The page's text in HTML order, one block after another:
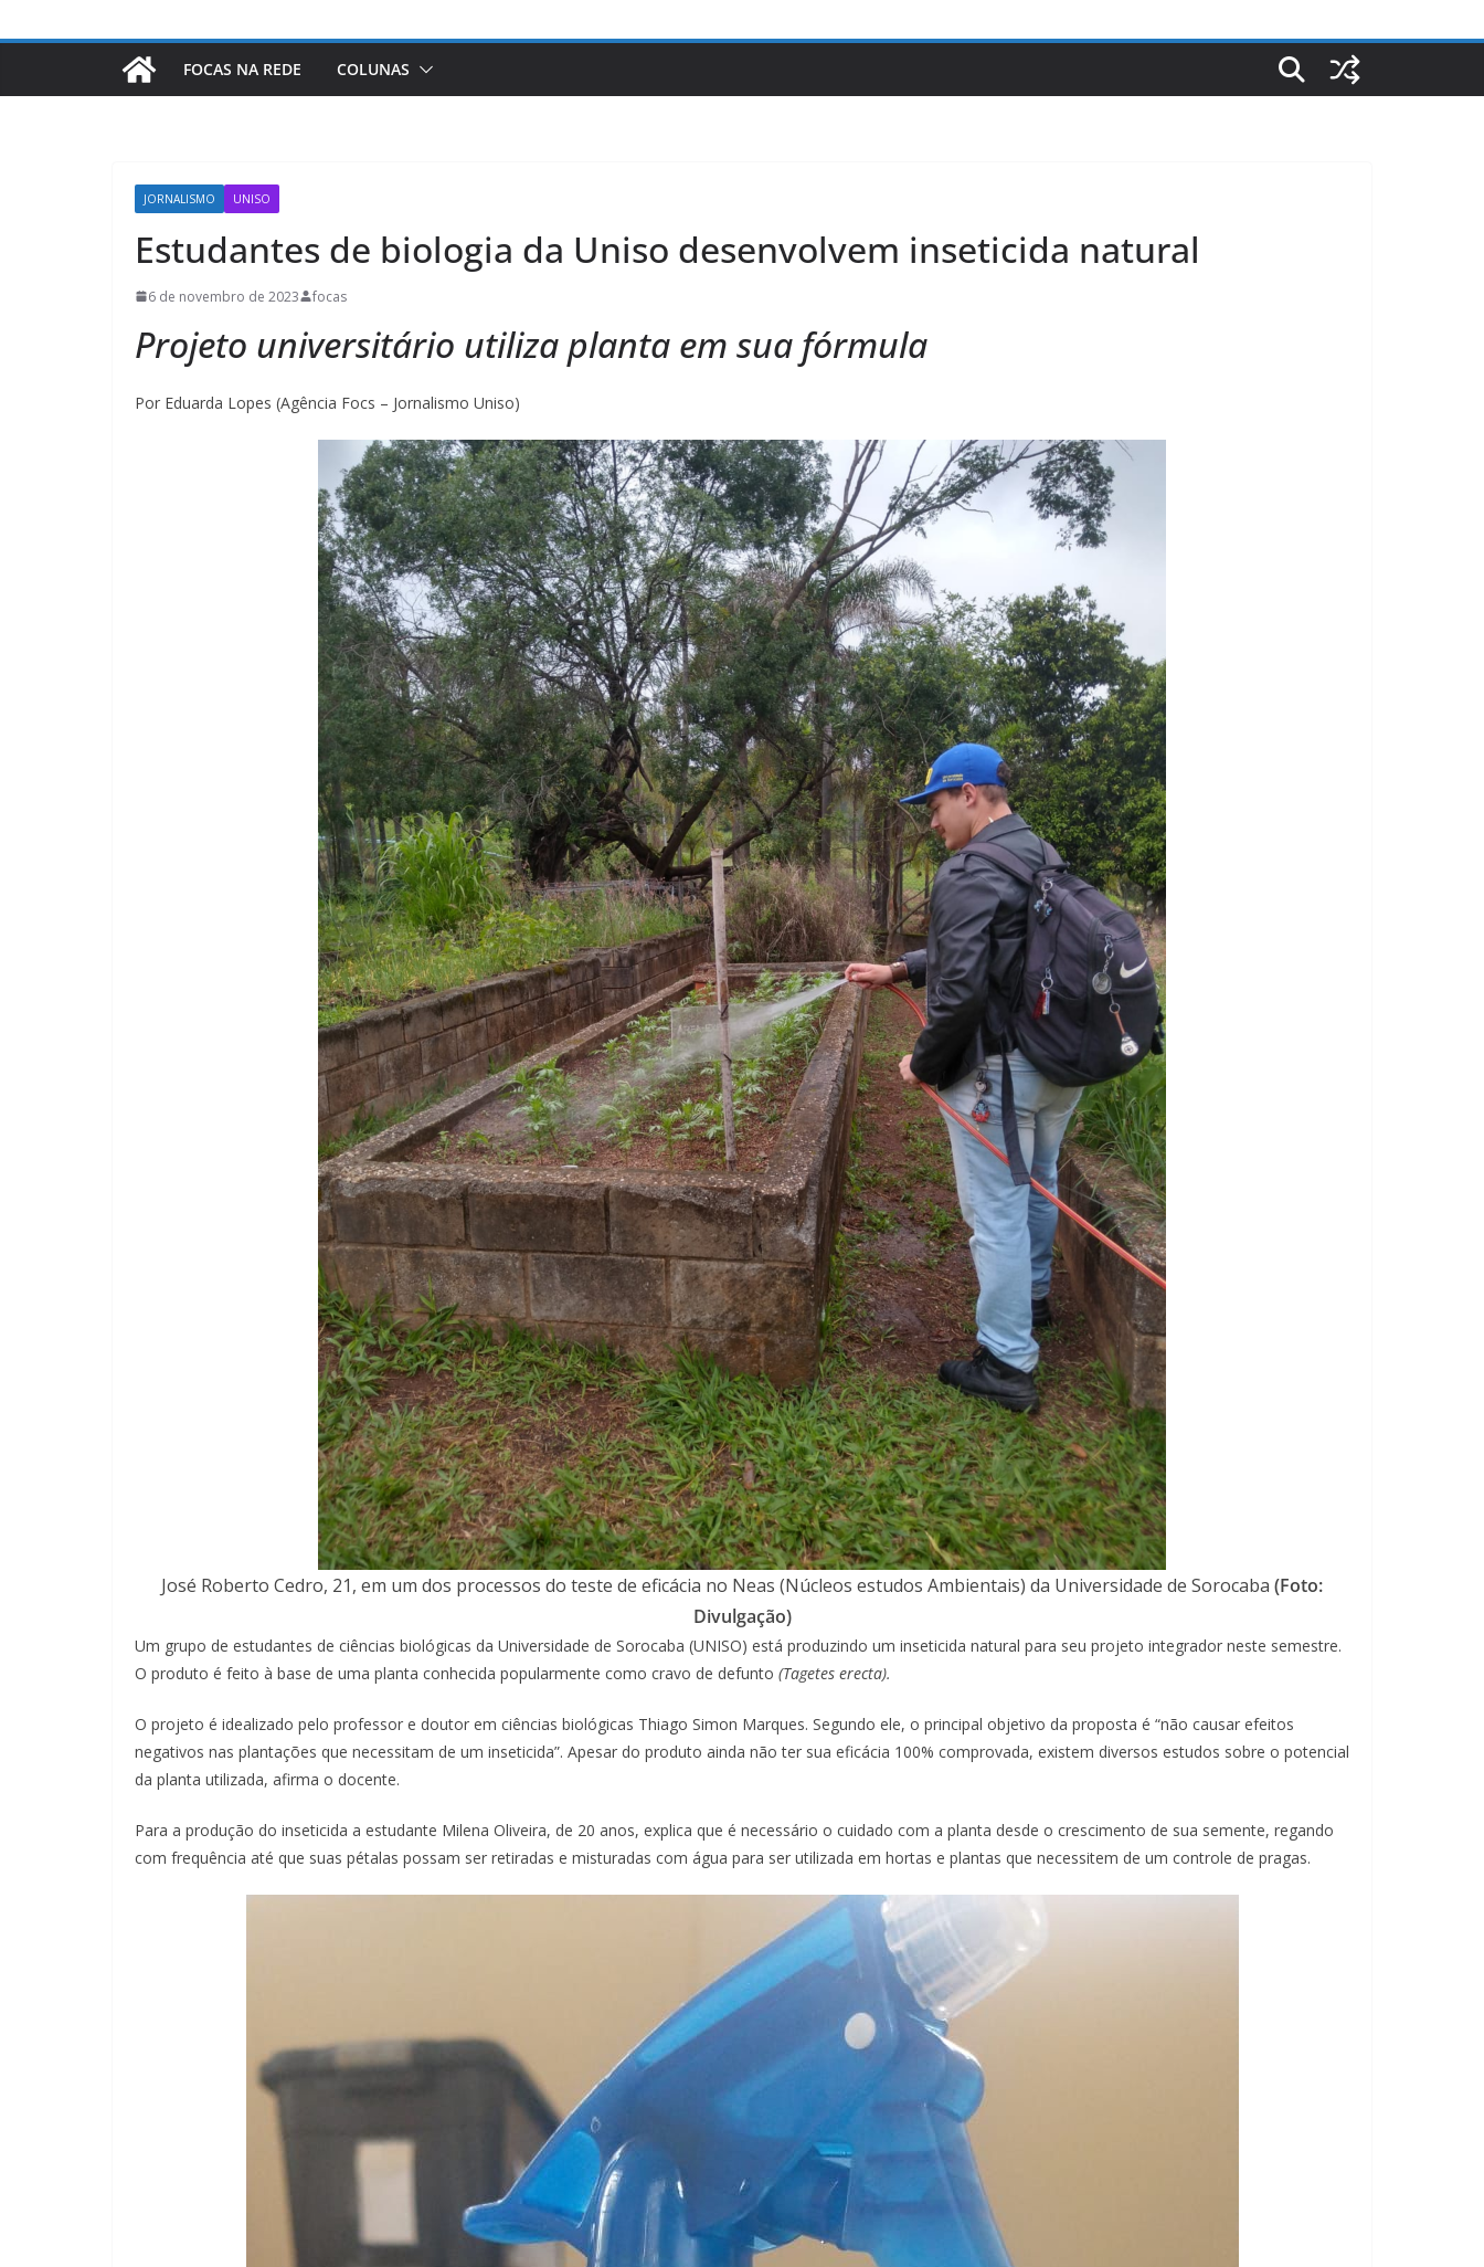
FOCAS NA REDE COLUNAS
JORNALISMO UNISO
Estudantes de biologia da Uniso desenvolvem inseticida natural
6 de novembro de 2023 focas
Projeto universitário utiliza planta em sua fórmula
Por Eduarda Lopes (Agência Focs – Jornalismo Uniso)
José Roberto Cedro, 21, em um dos processos do teste de eficácia no Neas (Núcleos estudos Ambientais) da Universidade de Sorocaba (Foto:
Divulgação)
Um grupo de estudantes de ciências biológicas da Universidade de Sorocaba (UNISO) está produzindo um inseticida natural para seu projeto integrador neste semestre.
O produto é feito à base de uma planta conhecida popularmente como cravo de defunto (Tagetes erecta).
O projeto é idealizado pelo professor e doutor em ciências biológicas Thiago Simon Marques. Segundo ele, o principal objetivo da proposta é “não causar efeitos
negativos nas plantações que necessitam de um inseticida”. Apesar do produto ainda não ter sua eficácia 100% comprovada, existem diversos estudos sobre o potencial
da planta utilizada, afirma o docente.
Para a produção do inseticida a estudante Milena Oliveira, de 20 anos, explica que é necessário o cuidado com a planta desde o crescimento de sua semente, regando
com frequência até que suas pétalas possam ser retiradas e misturadas com água para ser utilizada em hortas e plantas que necessitem de um controle de pragas.